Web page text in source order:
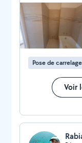
Contact
honnête et ne
quelqu'un si cela
agréable.
Pose de carrelage
Voir